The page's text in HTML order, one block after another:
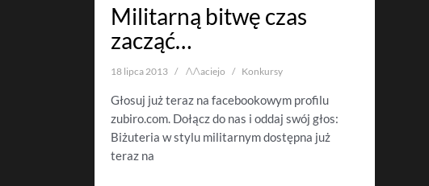
Militarną bitwę czas
zacząć…
18 lipca 2013 /\/\aciejo Konkursy
Głosuj już teraz na facebookowym profilu
zubiro.com. Dołącz do nas i oddaj swój głos:
Biżuteria w stylu militarnym dostępna już
teraz na